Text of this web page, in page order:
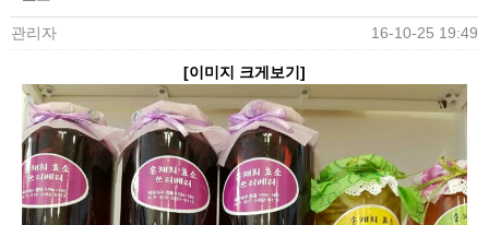
관리자 16-10-25 19:49
[이미지 크게보기]